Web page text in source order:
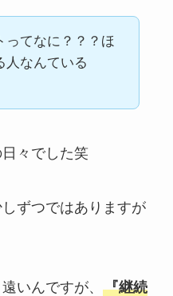
ってなに？？？ほ
人なんている
々でした笑
ずつではありますが
いんですが、 『継続